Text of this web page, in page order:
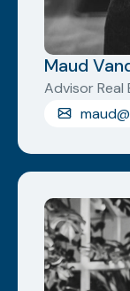
Maud
Advisor Real